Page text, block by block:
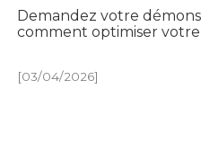
Demandez votre
comment optimiser
[03/04/2026]